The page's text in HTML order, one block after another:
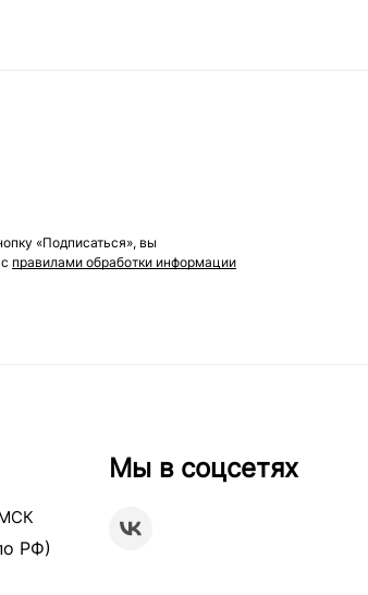
«Подписаться», вы
правилами обработки информации
РФ)
Мы в соцсетях